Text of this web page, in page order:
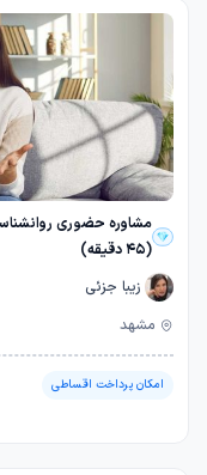
مشاوره حضوری
(45 دقیقه)
زیبا جزئی
مشهد
امکان پرداخت اقساطی